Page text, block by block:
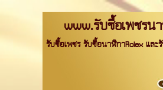
www.รับซื้อเพชรน
รับซื้อเพชร รับซื้อนาฬิกาRolex แล